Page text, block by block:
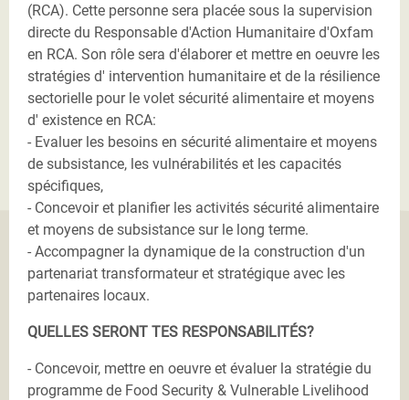
(RCA). Cette personne sera placée sous la supervision
directe du Responsable d'Action Humanitaire d'Oxfam
en RCA. Son rôle sera d'élaborer et mettre en oeuvre les
stratégies d' intervention humanitaire et de la résilience
sectorielle pour le volet sécurité alimentaire et moyens
d' existence en RCA:
- Evaluer les besoins en sécurité alimentaire et moyens
de subsistance, les vulnérabilités et les capacités
spécifiques,
- Concevoir et planifier les activités sécurité alimentaire
et moyens de subsistance sur le long terme.
- Accompagner la dynamique de la construction d'un
partenariat transformateur et stratégique avec les
partenaires locaux.
QUELLES SERONT TES RESPONSABILITÉS?
- Concevoir, mettre en oeuvre et évaluer la stratégie du
programme de Food Security & Vulnerable Livelihood